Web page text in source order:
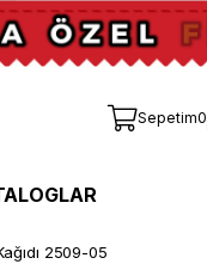
Sepetim0
2509-05